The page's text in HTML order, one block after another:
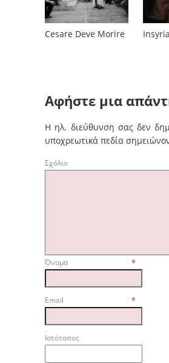
Cesare Deve Morire
Αφήστε μια
Η ηλ. διεύθυνση σας δεν
υποχρεωτικά πεδία
Όνομα*
Email*
Ιστότοπος